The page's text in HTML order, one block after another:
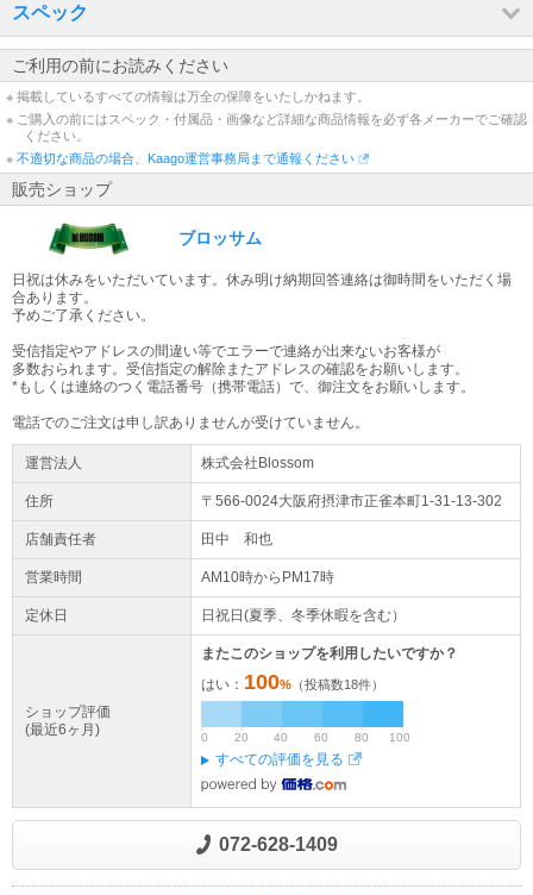
スペック
ご利用の前にお読みください
※ 掲載しているすべての情報は万全の保障をいたしかねます。
※ ご購入の前にはスペック・付属品・画像など詳細な商品情報を必ず各メーカーでご確認
ください。
※ 不適切な商品の場合、Kaago運営事務局まで通報ください
販売ショップ
ブロッサム
日祝は休みをいただいています。休み明け納期回答連絡は御時間をいただく場
合あります。
予めご了承ください。
受信指定やアドレスの間違い等でエラーで連絡が出来ないお客様が
多数おられます。受信指定の解除またアドレスの確認をお願いします。
*もしくは連絡のつく電話番号（携帯電話）で、御注文をお願いします。
電話でのご注文は申し訳ありませんが受けていません。
運営法人 株式会社Blossom
住所 〒566-0024大阪府摂津市正雀本町1-31-13-302
店舗責任者 田中 和也
営業時間 AM10時からPM17時
定休日 日祝日(夏季、冬季休暇を含む）
ショップ評価
(最近6ヶ月)
またこのショップを利用したいですか？
はい： 100% （投稿数18件）
0 20 40 60 80 100
すべての評価を見る
072-628-1409